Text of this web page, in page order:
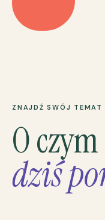
ZNAJDŹ SWÓJ TEMAT
O
dziś